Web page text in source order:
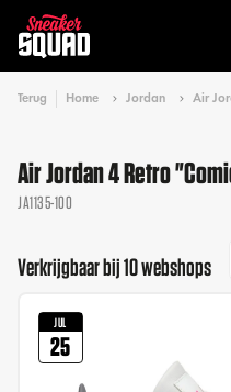
Terug Home Jordan Air
Air Jordan 4 Retro
JA1135-100
Verkrijgbaar bij 10 webshops
JUL
25